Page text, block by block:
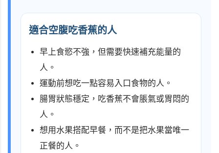
適合空腹吃香蕉的人
早上食慾不強，但需要快速補充能量的
人。
運動前想吃一點容易入口食物的人。
腸胃狀態穩定，吃香蕉不會脹氣或胃悶的
人。
想用水果搭配早餐，而不是把水果當唯一
正餐的人。